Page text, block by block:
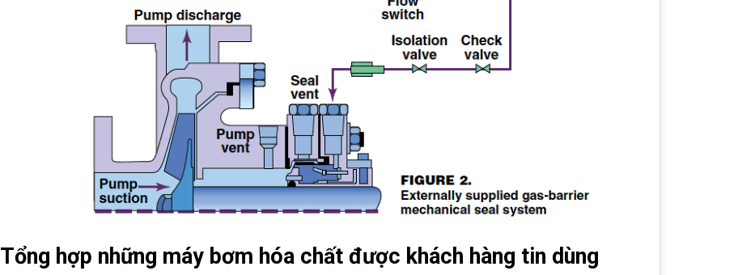
Tổng hợp những máy bơm hóa chất được khách hàng tin dùng